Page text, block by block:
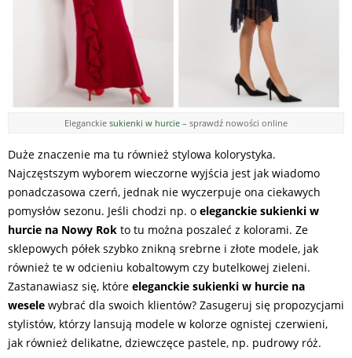
Eleganckie sukienki w hurcie – sprawdź nowości online
Duże znaczenie ma tu również stylowa kolorystyka.
Najczęstszym wyborem wieczorne wyjścia jest jak wiadomo
ponadczasowa czerń, jednak nie wyczerpuje ona ciekawych
pomysłów sezonu. Jeśli chodzi np. o eleganckie sukienki w
hurcie na Nowy Rok to tu można poszaleć z kolorami. Ze
sklepowych półek szybko znikną srebrne i złote modele, jak
również te w odcieniu kobaltowym czy butelkowej zieleni.
Zastanawiasz się, które eleganckie sukienki w hurcie na
wesele wybrać dla swoich klientów? Zasugeruj się propozycjami
stylistów, którzy lansują modele w kolorze ognistej czerwieni,
jak również delikatne, dziewczęce pastele, np. pudrowy róż.